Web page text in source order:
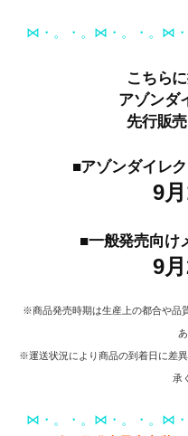
⋈・。・。⋈・。・。⋈
こちら
アゾンダ
先行販
■アゾンダイレ
9
■一般発売向け
9
※商品発売時期は生産上の都合や品
※運送状況により商品の到着日に差
承
⋈・。・。⋈・。・。⋈